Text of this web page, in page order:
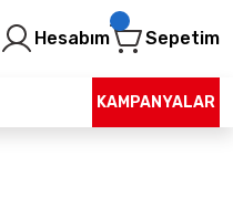
Hesabım Sepetim
KAMPANYALAR